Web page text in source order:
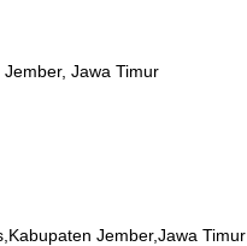
Jawa Timur
Jember,Jawa Timur